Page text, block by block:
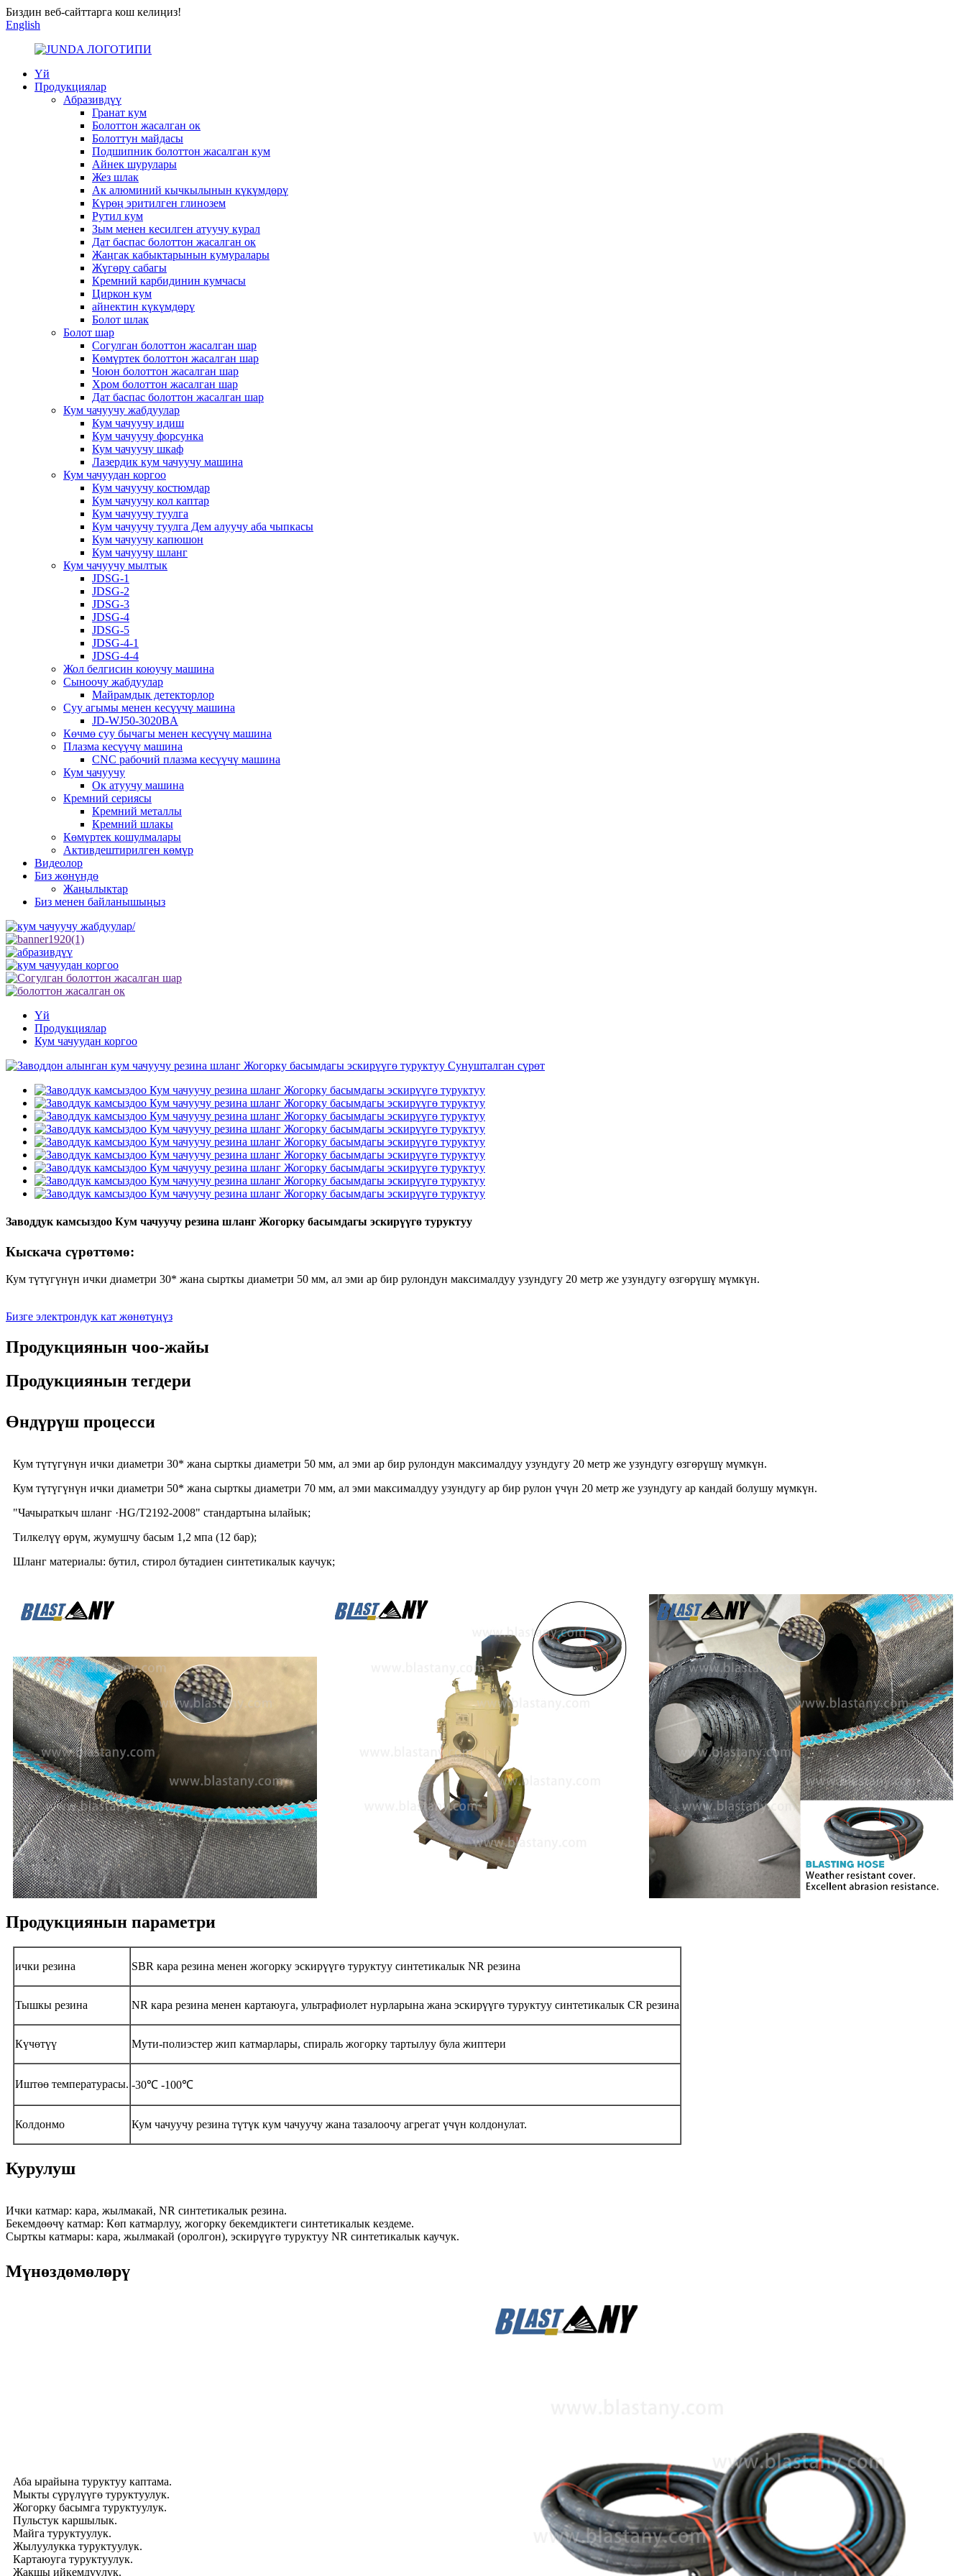
Биздин веб-сайттарга кош келиңиз!
English
Үй
Продукциялар
Абразивдүү
Гранат кум
Болоттон жасалган ок
Болоттун майдасы
Подшипник болоттон жасалган кум
Айнек шурулары
Жез шлак
Ак алюминий кычкылынын күкүмдөрү
Күрөң эритилген глинозем
Рутил кум
Зым менен кесилген атуучу курал
Дат баспас болоттон жасалган ок
Жаңгак кабыктарынын кумуралары
Жүгөрү сабагы
Кремний карбидинин кумчасы
Циркон кум
айнектин күкүмдөрү
Болот шлак
Болот шар
Согулган болоттон жасалган шар
Көмүртек болоттон жасалган шар
Чоюн болоттон жасалган шар
Хром болоттон жасалган шар
Дат баспас болоттон жасалган шар
Кум чачуучу жабдуулар
Кум чачуучу идиш
Кум чачуучу форсунка
Кум чачуучу шкаф
Лазердик кум чачуучу машина
Кум чачуудан коргоо
Кум чачуучу костюмдар
Кум чачуучу кол каптар
Кум чачуучу туулга
Кум чачуучу туулга Дем алуучу аба чыпкасы
Кум чачуучу капюшон
Кум чачуучу шланг
Кум чачуучу мылтык
JDSG-1
JDSG-2
JDSG-3
JDSG-4
JDSG-5
JDSG-4-1
JDSG-4-4
Жол белгисин коюучу машина
Сыноочу жабдуулар
Майрамдык детекторлор
Суу агымы менен кесүүчү машина
JD-WJ50-3020BA
Көчмө суу бычагы менен кесүүчү машина
Плазма кесүүчү машина
CNC рабочий плазма кесүүчү машина
Кум чачуучу
Ок атуучу машина
Кремний сериясы
Кремний металлы
Кремний шлакы
Көмүртек кошулмалары
Активдештирилген көмүр
Видеолор
Биз жөнүндө
Жаңылыктар
Биз менен байланышыңыз
Үй
Продукциялар
Кум чачуудан коргоо
Заводдук камсыздоо Кум ​​чачуучу резина шланг Жогорку басымдагы эскирүүгө туруктуу
Кыскача сүрөттөмө:
Кум түтүгүнүн ички диаметри 30* жана сырткы диаметри 50 мм, ал эми ар бир рулондун максималдуу узундугу 20 метр же узундугу өзгөрүшү мүмкүн.
Бизге электрондук кат жөнөтүңүз
Продукциянын чоо-жайы
Продукциянын тегдери
Өндүрүш процесси
Кум түтүгүнүн ички диаметри 30* жана сырткы диаметри 50 мм, ал эми ар бир рулондун максималдуу узундугу 20 метр же узундугу өзгөрүшү мүмкүн.
Кум түтүгүнүн ички диаметри 50* жана сырткы диаметри 70 мм, ал эми максималдуу узундугу ар бир рулон үчүн 20 метр же узундугу ар кандай болушу мүмкүн.
"Чачыраткыч шланг ·HG/T2192-2008" стандартына ылайык;
Тилкелүү өрүм, жумушчу басым 1,2 мпа (12 бар);
Шланг материалы: бутил, стирол бутадиен синтетикалык каучук;
Продукциянын параметри
ички резина SBR кара резина менен жогорку эскирүүгө туруктуу синтетикалык NR резина
Тышкы резина NR кара резина менен картаюуга, ультрафиолет нурларына жана эскирүүгө туруктуу синтетикалык CR резина
Күчөтүү Мути-полиэстер жип катмарлары, спираль жогорку тартылуу була жиптери
Иштөө температурасы. -30℃ -100℃
Колдонмо Кум чачуучу резина түтүк кум чачуучу жана тазалоочу агрегат үчүн колдонулат.
Курулуш
Ички катмар: кара, жылмакай, NR синтетикалык резина.
Бекемдөөчү катмар: Көп катмарлуу, жогорку бекемдиктеги синтетикалык кездеме.
Сырткы катмары: кара, жылмакай (оролгон), эскирүүгө туруктуу NR синтетикалык каучук.
Мүнөздөмөлөрү
Аба ырайына туруктуу каптама.
Мыкты сүрүлүүгө туруктуулук.
Жогорку басымга туруктуулук.
Пульстук каршылык.
Майга туруктуулук.
Жылуулукка туруктуулук.
Картаюуга туруктуулук.
Жакшы ийкемдүүлүк.